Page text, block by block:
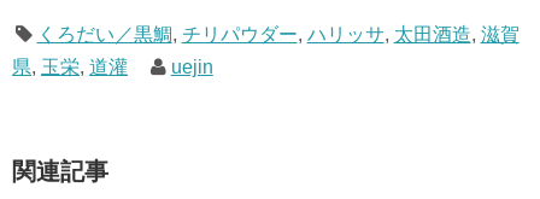
くろだい／黒鯛, チリパウダー, ハリッサ, 太田酒造, 滋賀
県, 玉栄, 道灌 uejin
関連記事